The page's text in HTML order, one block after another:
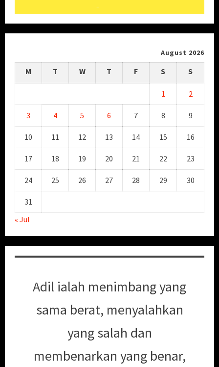
August 2026
M T W T F S S
1 2
3 4 5 6 7 8 9
10 11 12 13 14 15 16
17 18 19 20 21 22 23
24 25 26 27 28 29 30
31
« Jul
Adil ialah menimbang yang
sama berat, menyalahkan
yang salah dan
membenarkan yang benar,